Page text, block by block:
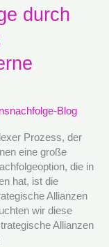
durch
Blog
Prozess, der
eine große
die in
hat, ist die
Allianzen
wir diese
Allianzen